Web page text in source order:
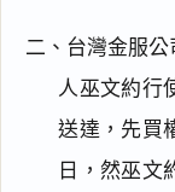
二、台灣金服公
人巫文約行
送達，先買
日，然巫文